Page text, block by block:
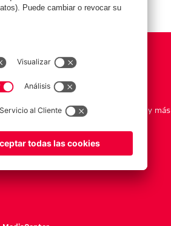
Equipaciones y más
Jugadores
Rebajas %